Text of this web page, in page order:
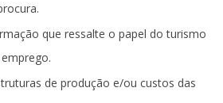
que ressalte o papel do turismo
de produção e/ou custos das